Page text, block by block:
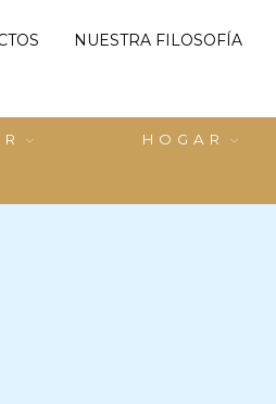
NUESTRA FILOSOFÍA
HOGAR